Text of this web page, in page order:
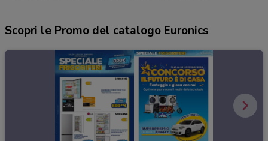
Scopri le Promo del catalogo Euronics